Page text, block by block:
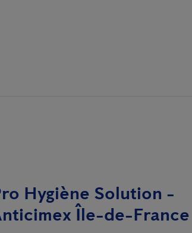
Hygiène Solution -
Île-de-France